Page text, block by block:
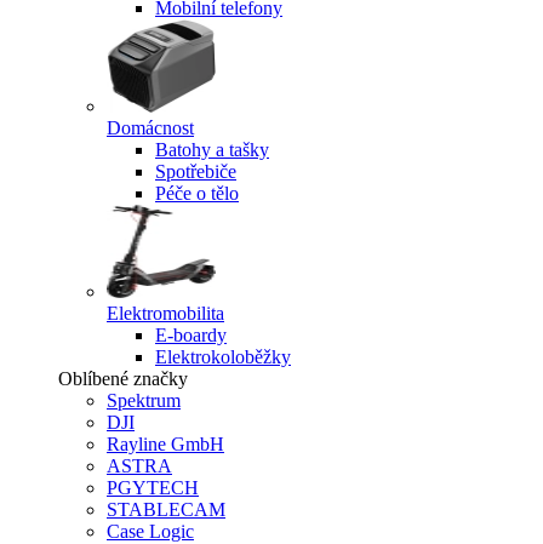
Mobilní telefony
Domácnost
Batohy a tašky
Spotřebiče
Péče o tělo
Elektromobilita
E-boardy
Elektrokoloběžky
Oblíbené značky
Spektrum
DJI
Rayline GmbH
ASTRA
PGYTECH
STABLECAM
Case Logic